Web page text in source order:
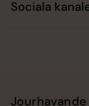
Sociala